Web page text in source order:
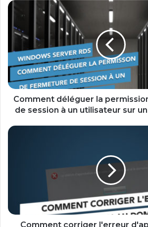
Comment
déléguer
permission
fermeture
de
session
à
un
utilisateur
un
Comment déléguer la
de session à un utilisateur sur
Comment
Comment corriger l'erreur